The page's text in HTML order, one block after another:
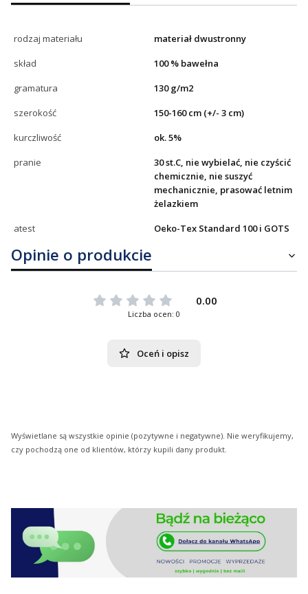
rodzaj materiału
materiał dwustronny
skład
100 % bawełna
gramatura
130 g/m2
szerokość
150-160 cm (+/- 3 cm)
kurczliwość
ok. 5%
pranie
30 st.C, nie wybielać, nie czyścić
chemicznie, nie suszyć
mechanicznie, prasować letnim
żelazkiem
atest
Oeko-Tex Standard 100 i GOTS
Opinie o produkcie
0.00
Liczba ocen: 0
Oceń i opisz
Wyświetlane są wszystkie opinie (pozytywne i negatywne). Nie weryfikujemy,
czy pochodzą one od klientów, którzy kupili dany produkt.